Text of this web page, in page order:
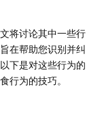
将讨论其中一些行
在帮助您识别并纠
下是对这些行为的
行为的技巧。